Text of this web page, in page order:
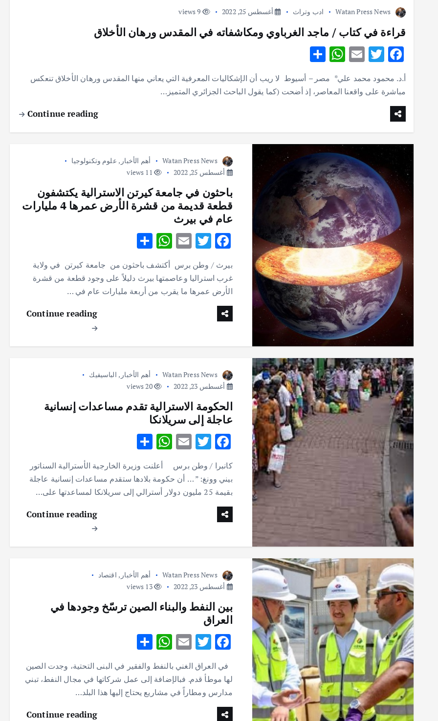
Watan Press News ادب وتراث أغسطس 25, 2022
قراءة في كتاب / ماجد الغرباوي ومكاشفاته في المقدس ورهان الأخلاق
F
e
b
o
k
T
it
te
E
m
ai
l
W
at
s
p
p
h
ar
e
أ.د. محمود محمد علي* مصر – أسيوط لا ريب أن الإشكاليات المعرفية التي يعاني منها المقدس ورهان الأخلاق تنعكس
مباشرة على واقعنا المعاصر، إذ أضحت (كما يقول الباحث الجزائري المتميز…
Continue reading
Watan Press News أهم الأخبار , علوم وتكنولوجيا
أغسطس 25, 2022
باحثون في جامعة كيرتن الاسترالية يكتشفون
قطعة قديمة من قشرة الأرض عمرها 4 مليارات
عام في بيرث
F
ac
e
b
T
it
te
E
m
ai
l
W
at
s
ar
e
بيرث / وطن برس أكتشف باحثون من جامعة كيرتن في ولاية
غرب استراليا وعاصمتها بيرث دليلاً على وجود قطعة من قشرة
الأرض عمرها ما يقرب من أربعة مليارات عام في …
Continue reading
Watan Press News أهم الأخبار , الباسيفيك
أغسطس 23, 2022
20 views
الحكومة الاسترالية تقدم مساعدات إنسانية
عاجلة إلى سريلانكا
F
e
b
T
it
te
r
E
m
ai
l
W
h
at
s
A
ar
e
كانبرا / وطن برس أعلنت وزيرة الخارجية الأسترالية السناتور
بيني وونغ: ” … أن حكومة بلادها ستقدم مساعدات إنسانية عاجلة
بقيمة 25 مليون دولار أسترالي إلى سريلانكا لمساعدتها على…
Continue reading
Watan Press News أهم الأخبار , اقتصاد
أغسطس 23, 2022
13 views
بين النفط والبناء الصين ترسّخ وجودها في
العراق
F
ac
e
b
T
w
it
te
E
m
ai
l
W
h
at
s
ar
e
في العراق الغني بالنفط والفقير في البنى التحتية، وجدت الصين
لها موطأ قدم. فبالإضافة إلى عمل شركاتها في مجال النفط، تبني
مدارس ومطاراً في مشاريع يحتاج إليها هذا البلد…
Continue reading